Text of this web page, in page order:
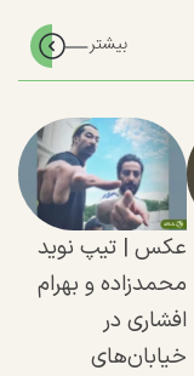
عکس | تیپ نوید
محمدزاده و بهرام
افشاری در
خیابان‌های